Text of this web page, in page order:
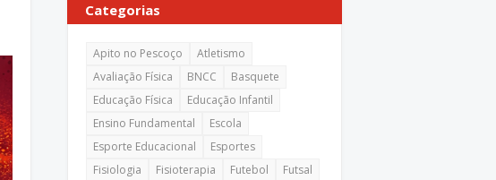
Categorias
Apito no Pescoço
Atletismo
Avaliação Física
BNCC
Basquete
Educação Física
Educação Infantil
Ensino Fundamental
Escola
Esporte Educacional
Esportes
Fisiologia
Fisioterapia Futebol Futsal